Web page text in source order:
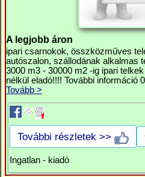
A legjobb áron
ipari csarnokok, összközműves
autószalon, szállodának alkalmas
3000 m3 - 30000 m2 -ig ipari
nélkül eladó!!!! További információ
Tovább >
További részletek >>
Ingatlan - kiadó